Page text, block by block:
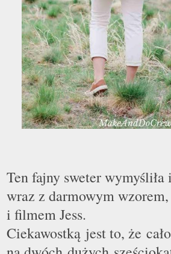
Ten fajny sweter wymyśliła
wraz z darmowym
i filmem Jess.
Ciekawostką jest to, że